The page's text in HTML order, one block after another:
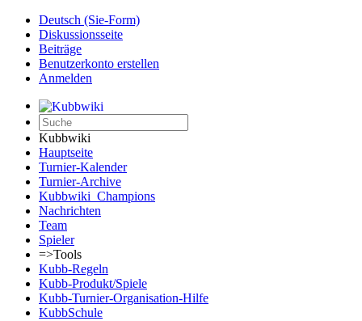
Deutsch (Sie-Form)‎
Diskussionsseite
Beiträge
Benutzerkonto erstellen
Anmelden
Kubbwiki
Hauptseite
Turnier-Kalender
Turnier-Archive
Kubbwiki_Champions
Nachrichten
Team
Spieler
=>Tools
Kubb-Regeln
Kubb-Produkt/Spiele
Kubb-Turnier-Organisation-Hilfe
KubbSchule